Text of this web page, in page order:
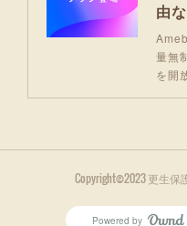
由
量無
を開
Copyright©2023 更生
Powered by